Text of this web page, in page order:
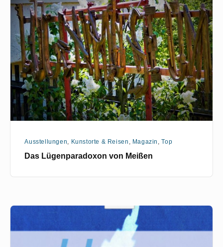
Lügenparadoxon
von
Meißen
Ausstellungen, Kunstorte & Reisen , Magazin ,Top
Das Lügenparadoxon von Meißen
Video
Ausstellungseröffnung